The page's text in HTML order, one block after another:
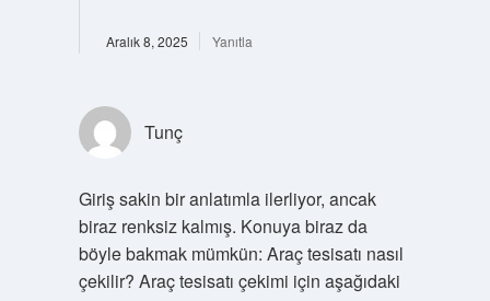
Aralık 8, 2025 Yanıtla
Tunç
Giriş sakin bir anlatımla ilerliyor, ancak
biraz renksiz kalmış. Konuya biraz da
böyle bakmak mümkün: Araç tesisatı nasıl
çekilir? Araç tesisatı çekimi için aşağıdaki